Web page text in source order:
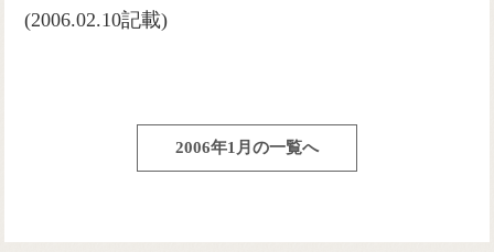
(2006.02.10記載)
2006年1月の一覧へ